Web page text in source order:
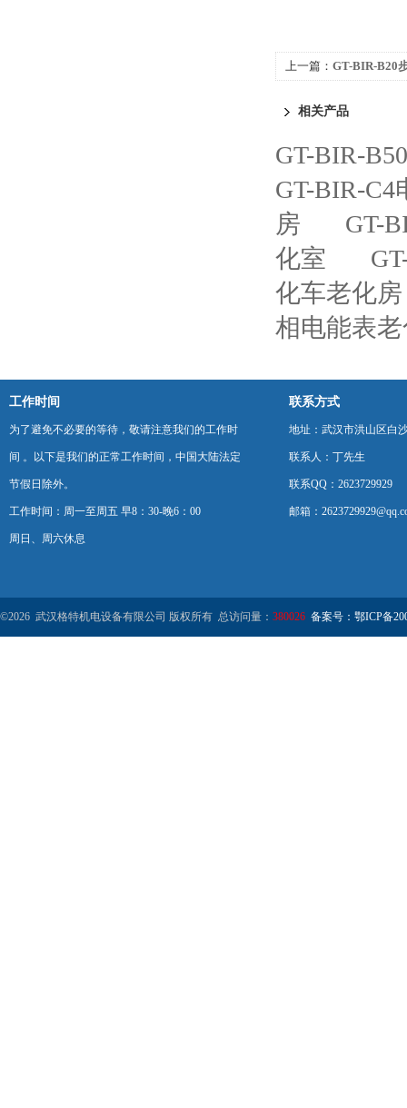
上一篇： GT-BIR-B20
相关产品
GT-BIR-
GT-BIR-
房
GT-
化室
化车老化房
相电能表
工作时间
为了避免不必要的等待，敬请注意我们的工作时
间 。以下是我们的正常工作时间，中国大陆法定
节假日除外。
工作时间：周一至周五 早8：30-晚6：00
周日、周六休息
联系方式
地址：武汉市洪山区白
联系人：丁先生
联系QQ：2623729929
邮箱：
©2026 武汉格特机电设备有限公司 版权所有 总访问量： 380026 备案号：鄂ICP备